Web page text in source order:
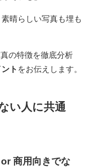
晴らしい写真も埋も
の特徴を徹底分析
ト をお伝えします。
い人に共通
商用向きでな